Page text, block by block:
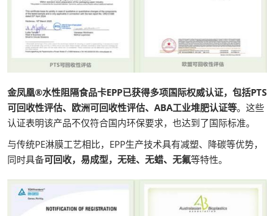
金凤凰®水性阻隔食品卡EPP已获得多项国际权威认证，包括PTS
可回收性评估、欧洲可回收性评估、ABA工业堆肥认证等。这些
认证表明该产品不仅符合国内环保要求，也达到了国际标准。
与传统PE淋膜工艺相比，EPP生产技术具有减塑、降碳等优势，
同时具备可回收，易成型，无硅、无蜡、无氟等特性。